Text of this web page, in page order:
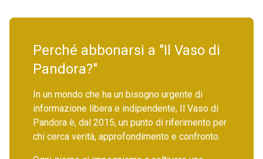
Perché abbonarsi a "Il Vaso di
Pandora?"
In un mondo che ha un bisogno urgente di
informazione libera e indipendente, Il Vaso di
Pandora è, dal 2015, un punto di riferimento per
chi cerca verità, approfondimento e confronto.